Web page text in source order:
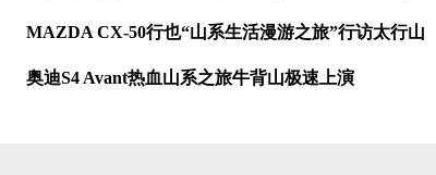
MAZDA CX-50行也“山系生活漫游之旅”行访太行山
奥迪S4 Avant热血山系之旅牛背山极速上演